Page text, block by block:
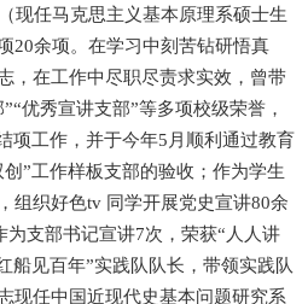
现任马克思主义基本原理系硕士生
20余项。在学习中刻苦钻研悟真
，在工作中尽职尽责求实效，曾带
优秀宣讲支部”等多项校级荣誉，
项工作，并于今年5月顺利通过教育
”工作样板支部的验收；作为学生
组织好色tv 同学开展党史宣讲80余
为支部书记宣讲7次，荣获“人人讲
船见百年”实践队队长，带领实践队
现任中国近现代史基本问题研究系